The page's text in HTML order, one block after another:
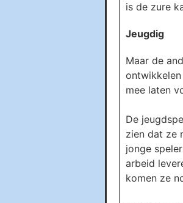
is de zure
Jeugdig
Maar de
ontwikkelen
mee laten
De
zien dat ze
jonge
arbeid
komen ze